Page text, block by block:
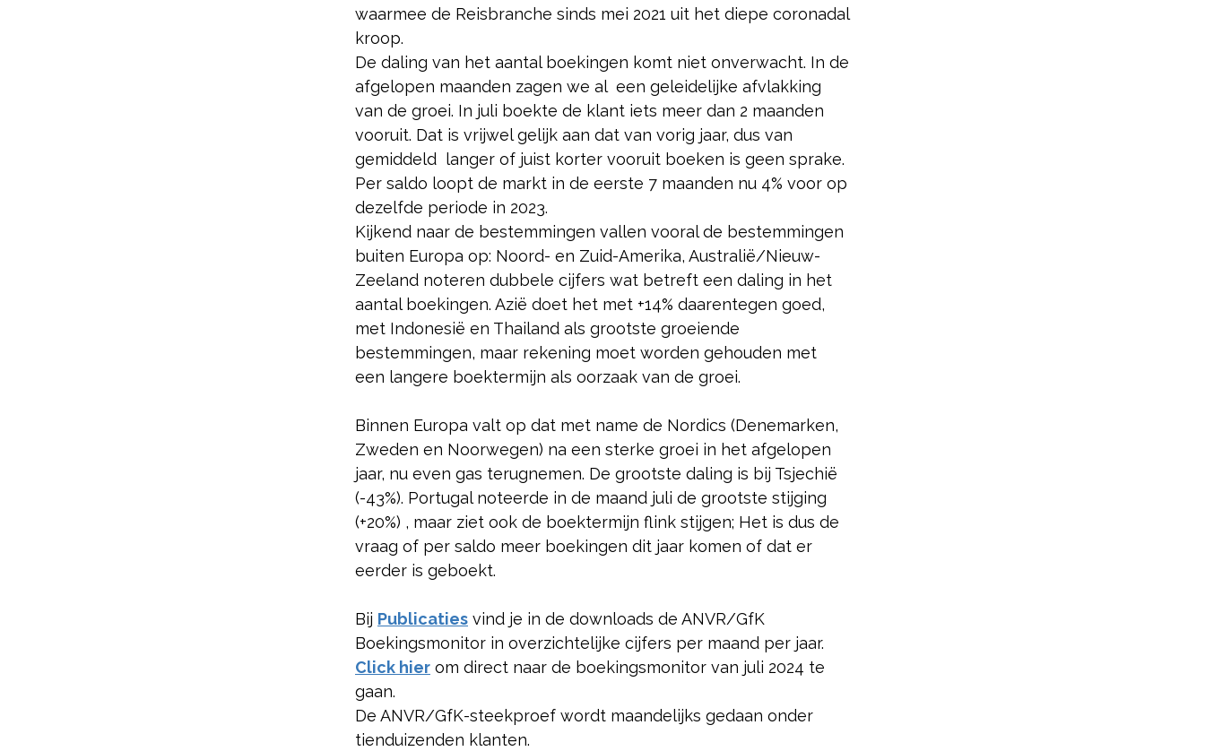
waarmee de Reisbranche sinds mei 2021 uit het diepe coronadal
kroop.
De daling van het aantal boekingen komt niet onverwacht. In de
afgelopen maanden zagen we al een geleidelijke afvlakking
van de groei. In juli boekte de klant iets meer dan 2 maanden
vooruit. Dat is vrijwel gelijk aan dat van vorig jaar, dus van
gemiddeld langer of juist korter vooruit boeken is geen sprake.
Per saldo loopt de markt in de eerste 7 maanden nu 4% voor op
dezelfde periode in 2023.
Kijkend naar de bestemmingen vallen vooral de bestemmingen
buiten Europa op: Noord- en Zuid-Amerika, Australië/Nieuw-
Zeeland noteren dubbele cijfers wat betreft een daling in het
aantal boekingen. Azië doet het met +14% daarentegen goed,
met Indonesië en Thailand als grootste groeiende
bestemmingen, maar rekening moet worden gehouden met
een langere boektermijn als oorzaak van de groei.
Binnen Europa valt op dat met name de Nordics (Denemarken,
Zweden en Noorwegen) na een sterke groei in het afgelopen
jaar, nu even gas terugnemen. De grootste daling is bij Tsjechië
(-43%). Portugal noteerde in de maand juli de grootste stijging
(+20%) , maar ziet ook de boektermijn flink stijgen; Het is dus de
vraag of per saldo meer boekingen dit jaar komen of dat er
eerder is geboekt.
Bij Publicaties vind je in de downloads de ANVR/GfK
Boekingsmonitor in overzichtelijke cijfers per maand per jaar.
Click hier om direct naar de boekingsmonitor van juli 2024 te
gaan.
De ANVR/GfK-steekproef wordt maandelijks gedaan onder
tienduizenden klanten.